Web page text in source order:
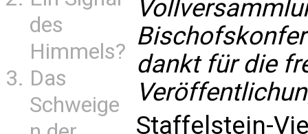
des
Himmels?
Das
Schweige
dankt für die
Staffelstein-